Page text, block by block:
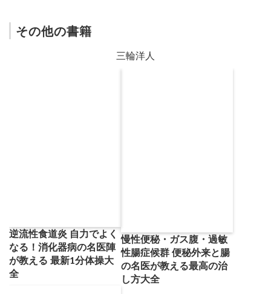
その他の書籍
三輪洋人
逆流性食道炎 自力でよく
なる！消化器病の名医陣
が教える 最新1分体操大
全
慢性便秘・ガス腹・過敏
性腸症候群 便秘外来と腸
の名医が教える最高の治
し方大全